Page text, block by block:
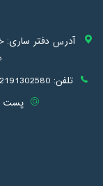
آدرس دفتر ساری:
تلفن:
پست